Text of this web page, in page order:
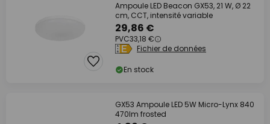
Ampoule LED Beacon GX53, 21 W, Ø 22
cm, CCT, intensité variable
29,86 €
PVC33,18 €
Fichier de données
En stock
GX53 Ampoule LED 5W Micro-Lynx 840
470lm frosted